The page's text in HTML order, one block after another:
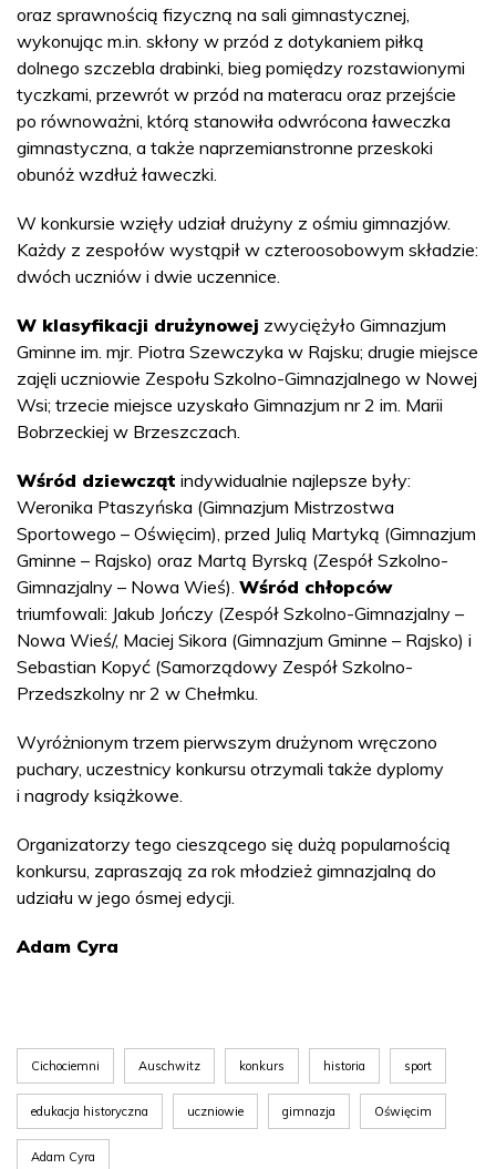
oraz sprawnością fizyczną na sali gimnastycznej,
wykonując m.in. skłony w przód z dotykaniem piłką
dolnego szczebla drabinki, bieg pomiędzy rozstawionymi
tyczkami, przewrót w przód na materacu oraz przejście
po równoważni, którą stanowiła odwrócona ławeczka
gimnastyczna, a także naprzemianstronne przeskoki
obunóż wzdłuż ławeczki.
W konkursie wzięły udział drużyny z ośmiu gimnazjów.
Każdy z zespołów wystąpił w czteroosobowym składzie:
dwóch uczniów i dwie uczennice.
W klasyfikacji drużynowej zwyciężyło Gimnazjum
Gminne im. mjr. Piotra Szewczyka w Rajsku; drugie miejsce
zajęli uczniowie Zespołu Szkolno-Gimnazjalnego w Nowej
Wsi; trzecie miejsce uzyskało Gimnazjum nr 2 im. Marii
Bobrzeckiej w Brzeszczach.
Wśród dziewcząt indywidualnie najlepsze były:
Weronika Ptaszyńska (Gimnazjum Mistrzostwa
Sportowego – Oświęcim), przed Julią Martyką (Gimnazjum
Gminne – Rajsko) oraz Martą Byrską (Zespół Szkolno-
Gimnazjalny – Nowa Wieś). Wśród chłopców
triumfowali: Jakub Jończy (Zespół Szkolno-Gimnazjalny –
Nowa Wieś/, Maciej Sikora (Gimnazjum Gminne – Rajsko) i
Sebastian Kopyć (Samorządowy Zespół Szkolno-
Przedszkolny nr 2 w Chełmku.
Wyróżnionym trzem pierwszym drużynom wręczono
puchary, uczestnicy konkursu otrzymali także dyplomy
i nagrody książkowe.
Organizatorzy tego cieszącego się dużą popularnością
konkursu, zapraszają za rok młodzież gimnazjalną do
udziału w jego ósmej edycji.
Adam Cyra
Cichociemni Auschwitz konkurs historia sport
edukacja historyczna uczniowie gimnazja Oświęcim
Adam Cyra